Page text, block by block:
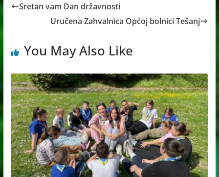
Sretan vam Dan državnosti
Uručena Zahvalnica Općoj bolnici Tešanj
You May Also Like